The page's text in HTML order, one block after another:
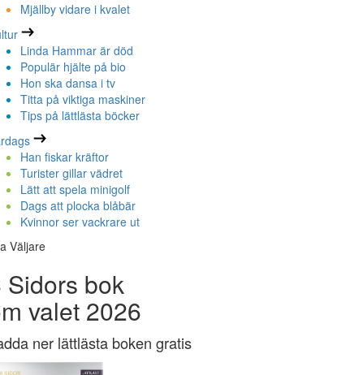
Mjällby vidare i kvalet
Linda Hammar är död
Populär hjälte på bio
Hon ska dansa i tv
Titta på viktiga maskiner
Tips på lättlästa böcker
Han fiskar kräftor
Turister gillar vädret
Lätt att spela minigolf
Dags att plocka blåbär
Kvinnor ser vackrare ut
Väljare
Sidors bok
valet 2026
ner lättlästa boken gratis